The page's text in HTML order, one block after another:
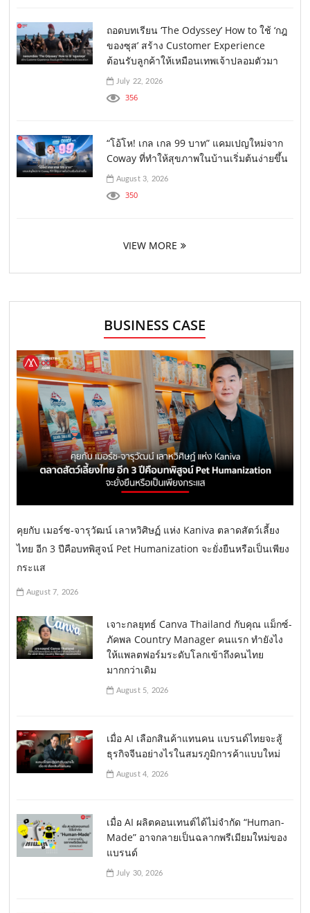
ถอดบทเรียน ‘The Odyssey’ How to ใช้ ‘กฎ
ของซุส’ สร้าง Customer Experience
ต้อนรับลูกค้าให้เหมือนเทพเจ้าปลอมตัวมา
July 22, 2026
356
“โอ้โห! เกล เกล 99 บาท” แคมเปญใหม่จาก
Coway ที่ทำให้สุขภาพในบ้านเริ่มต้นง่ายขึ้น
August 3, 2026
350
VIEW MORE
BUSINESS CASE
คุยกับ เมอร์ซ-จารุวัฒน์ เลาหวิศิษฏ์ แห่ง Kaniva ตลาดสัตว์เลี้ยง
ไทย อีก 3 ปีคือบทพิสูจน์ Pet Humanization จะยั่งยืนหรือเป็นเพียง
กระแส
August 7, 2026
เจาะกลยุทธ์ Canva Thailand กับคุณ แม็กซ์-
ภัคพล Country Manager คนแรก ทำยังไง
ให้แพลตฟอร์มระดับโลกเข้าถึงคนไทย
มากกว่าเดิม
August 5, 2026
เมื่อ AI เลือกสินค้าแทนคน แบรนด์ไทยจะสู้
ธุรกิจจีนอย่างไรในสมรภูมิการค้าแบบใหม่
August 4, 2026
เมื่อ AI ผลิตคอนเทนต์ได้ไม่จำกัด “Human-
Made” อาจกลายเป็นฉลากพรีเมียมใหม่ของ
แบรนด์
July 30, 2026